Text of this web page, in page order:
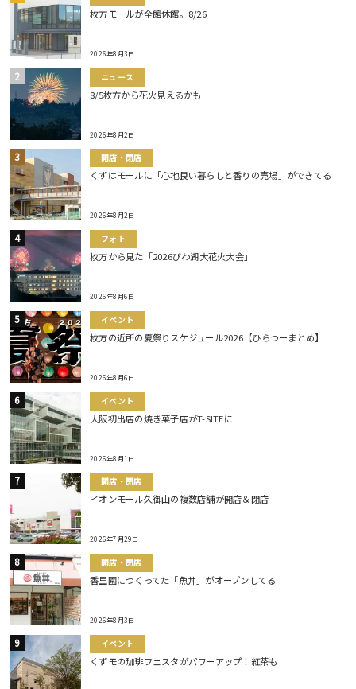
枚方モールが全館休館。8/26
2026年8月3日
ニュース
8/5枚方から花火見えるかも
2026年8月2日
開店・閉店
くずはモールに「心地良い暮らしと香りの売場」ができてる
2026年8月2日
フォト
枚方から見た「2026びわ湖大花火大会」
2026年8月6日
イベント
枚方の近所の夏祭りスケジュール2026【ひらつーまとめ】
2026年8月6日
イベント
大阪初出店の焼き菓子店がT-SITEに
2026年8月1日
開店・閉店
イオンモール久御山の複数店舗が開店＆閉店
2026年7月29日
開店・閉店
香里園につくってた「魚丼」がオープンしてる
2026年8月3日
イベント
くずモの珈琲フェスタがパワーアップ！紅茶も